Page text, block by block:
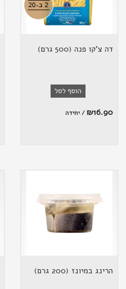
דה צ'קו פנה (500 גרם)
הוסף לסל
₪16.90 / יחידה
הרינג במיונז (200 גרם)